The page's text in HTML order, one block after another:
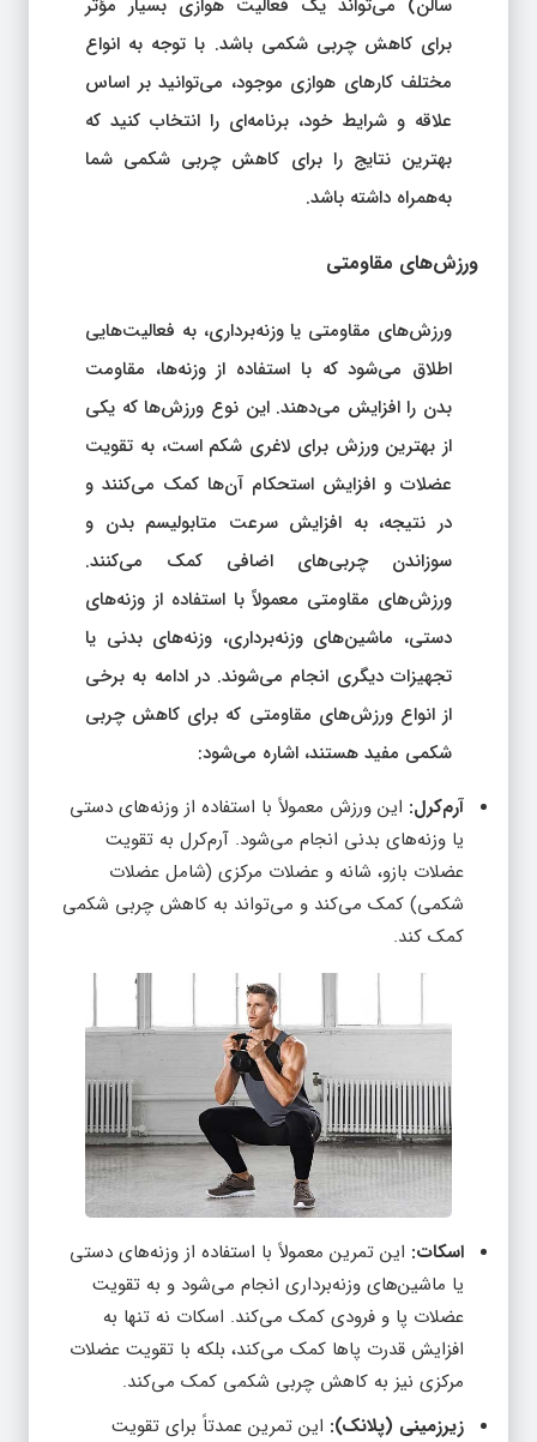
برای کاهش چربی شکمی باشد. با توجه به انواع
مختلف کارهای هوازی موجود، می‌توانید بر اساس
علاقه و شرایط خود، برنامه‌ای را انتخاب کنید که
بهترین نتایج را برای کاهش چربی شکمی شما
به‌همراه داشته باشد.
ورزش‌های مقاومتی
ورزش‌های مقاومتی یا وزنه‌برداری، به فعالیت‌هایی
اطلاق می‌شود که با استفاده از وزنه‌ها، مقاومت
بدن را افزایش می‌دهند. این نوع ورزش‌ها که یکی
از بهترین ورزش برای لاغری شکم است، به تقویت
عضلات و افزایش استحکام آن‌ها کمک می‌کنند و
در نتیجه، به افزایش سرعت متابولیسم بدن و
سوزاندن چربی‌های اضافی کمک می‌کنند.
ورزش‌های مقاومتی معمولاً با استفاده از وزنه‌های
دستی، ماشین‌های وزنه‌برداری، وزنه‌های بدنی یا
تجهیزات دیگری انجام می‌شوند. در ادامه به برخی
از انواع ورزش‌های مقاومتی که برای کاهش چربی
شکمی مفید هستند، اشاره می‌شود:
آرم‌کرل: این ورزش معمولاً با استفاده از وزنه‌های دستی
یا وزنه‌های بدنی انجام می‌شود. آرم‌کرل به تقویت
عضلات بازو، شانه و عضلات مرکزی (شامل عضلات
شکمی) کمک می‌کند و می‌تواند به کاهش چربی شکمی
کمک کند.
اسکات: این تمرین معمولاً با استفاده از وزنه‌های دستی
یا ماشین‌های وزنه‌برداری انجام می‌شود و به تقویت
عضلات پا و فرودی کمک می‌کند. اسکات نه تنها به
افزایش قدرت پاها کمک می‌کند، بلکه با تقویت عضلات
مرکزی نیز به کاهش چربی شکمی کمک می‌کند.
زیرزمینی (پلانک): این تمرین عمدتاً برای تقویت